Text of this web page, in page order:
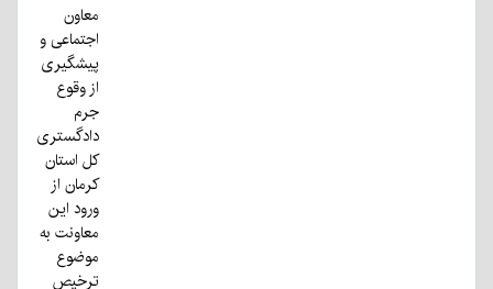
معاون
اجتماعی و
پیشگیری
از وقوع
جرم
دادگستری
کل استان
کرمان از
ورود این
معاونت به
موضوع
ترخیص